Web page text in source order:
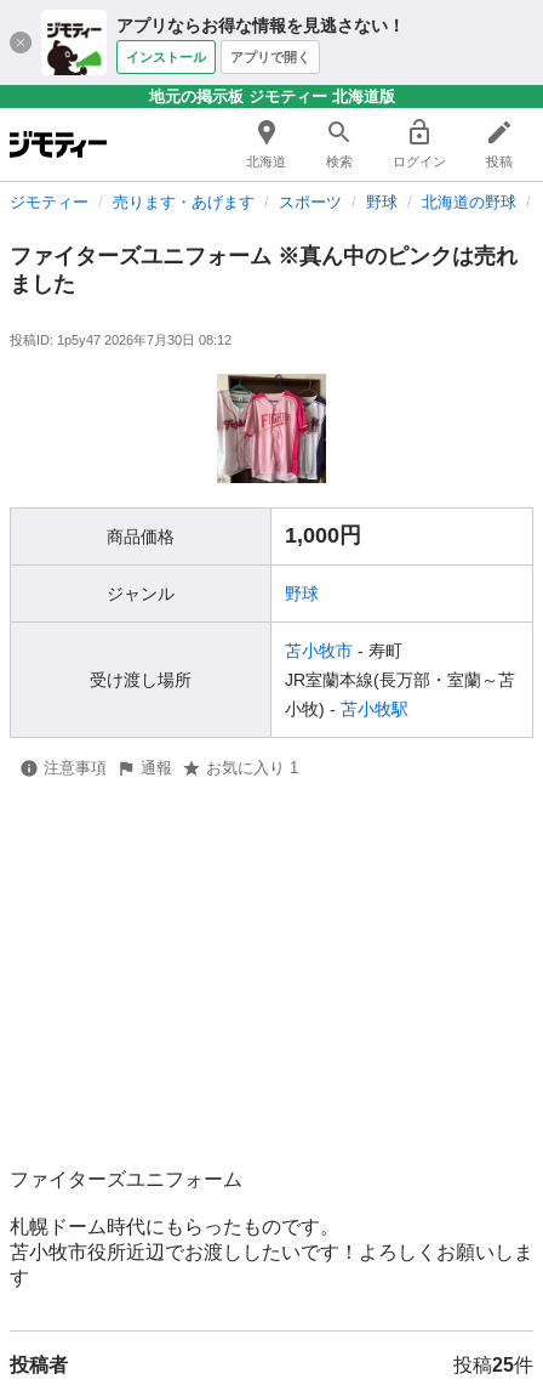
アプリならお得な情報を見逃さない！
インストール アプリで開く
地元の掲示板 ジモティー 北海道版
北海道 検索 ログイン 投稿
ジモティー 売ります・あげます スポーツ 野球 北海道の野球
ファイターズユニフォーム ※真ん中のピンクは売れ
ました
投稿ID: 1p5y47 2026年7月30日 08:12
商品価格 1,000円
ジャンル 野球
受け渡し場所
苫小牧市 - 寿町
JR室蘭本線(長万部・室蘭～苫
小牧) - 苫小牧駅
注意事項 通報 お気に入り 1
ファイターズユニフォーム
札幌ドーム時代にもらったものです。
苫小牧市役所近辺でお渡ししたいです！よろしくお願いしま
す
投稿者 投稿25件